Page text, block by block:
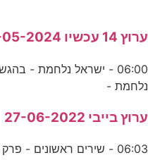
ערוץ 14 עכשיו 24-05-2024
נלחמת -
ערוץ בייבי 27-06-2022
06:03 - שירים ראשונים - פרק 40 06:05 - אוליבר - פרק 26